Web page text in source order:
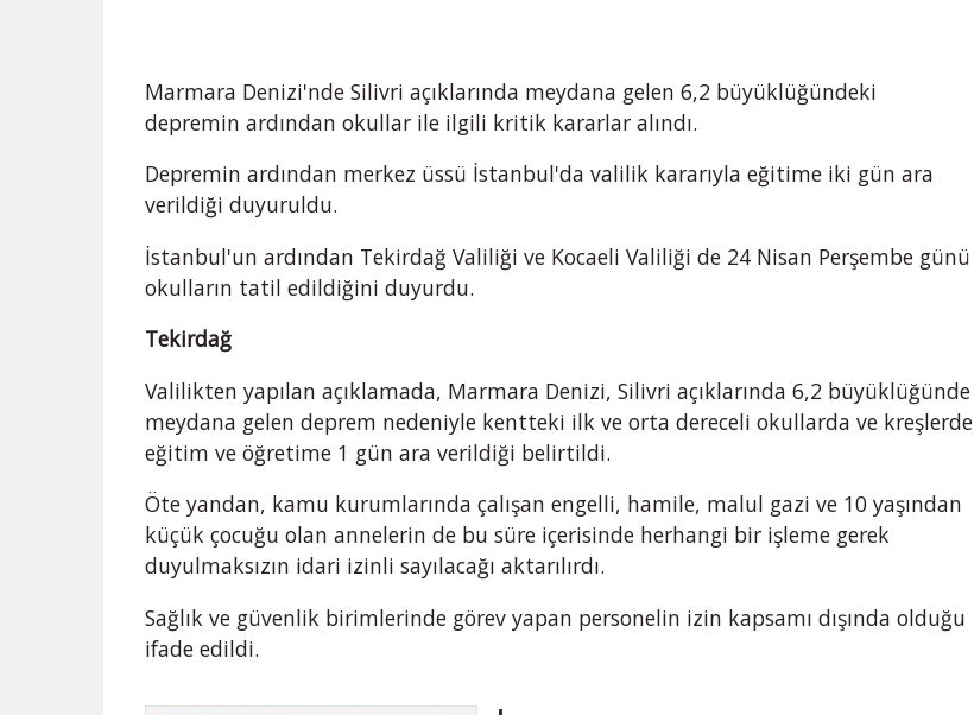
Marmara Denizi'nde Silivri açıklarında meydana gelen 6,2 büyüklüğündeki
depremin ardından okullar ile ilgili kritik kararlar alındı.
Depremin ardından merkez üssü İstanbul'da valilik kararıyla eğitime iki gün ara
verildiği duyuruldu.
İstanbul'un ardından Tekirdağ Valiliği ve Kocaeli Valiliği de 24 Nisan Perşembe günü
okulların tatil edildiğini duyurdu.
Tekirdağ
Valilikten yapılan açıklamada, Marmara Denizi, Silivri açıklarında 6,2 büyüklüğünde
meydana gelen deprem nedeniyle kentteki ilk ve orta dereceli okullarda ve kreşlerde
eğitim ve öğretime 1 gün ara verildiği belirtildi.
Öte yandan, kamu kurumlarında çalışan engelli, hamile, malul gazi ve 10 yaşından
küçük çocuğu olan annelerin de bu süre içerisinde herhangi bir işleme gerek
duyulmaksızın idari izinli sayılacağı aktarılırdı.
Sağlık ve güvenlik birimlerinde görev yapan personelin izin kapsamı dışında olduğu
ifade edildi.